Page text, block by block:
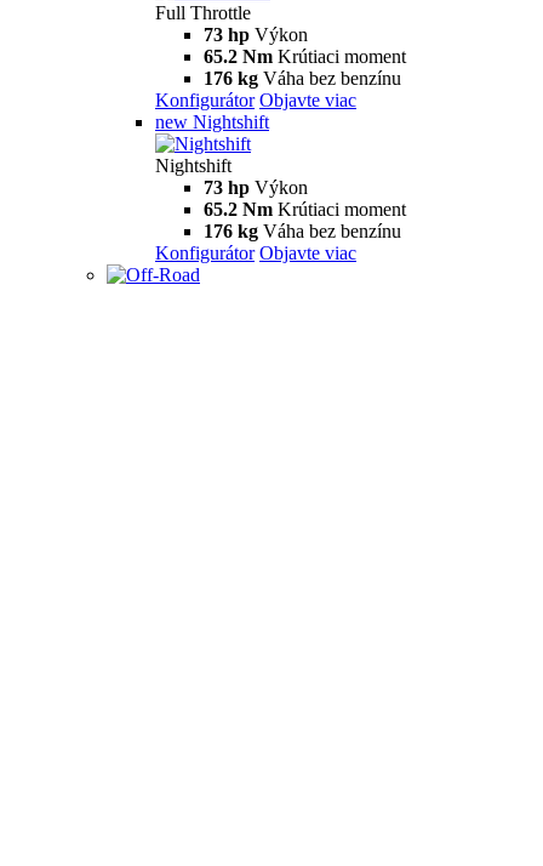
Full Throttle
73 hp Výkon
65.2 Nm Krútiaci moment
176 kg Váha bez benzínu
Konfigurátor Objavte viac
new Nightshift
Nightshift
73 hp Výkon
65.2 Nm Krútiaci moment
176 kg Váha bez benzínu
Konfigurátor Objavte viac